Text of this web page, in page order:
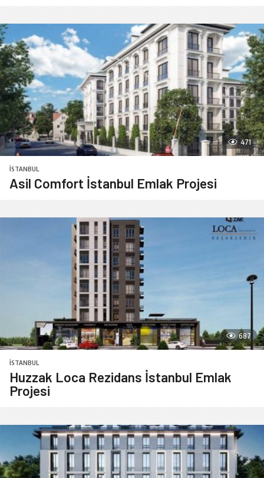
471
İSTANBUL
Asil Comfort İstanbul Emlak Projesi
687
İSTANBUL
Huzzak Loca Rezidans İstanbul Emlak
Projesi